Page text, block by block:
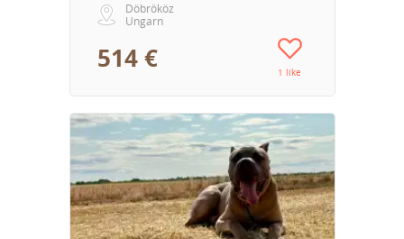
Döbrököz
Ungarn
514 € 1 like